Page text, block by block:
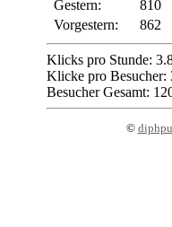
Gestern:
810
Vorgestern:
862
Klicks pro Stunde:
Klicke pro Besucher:
Besucher Gesamt:
©